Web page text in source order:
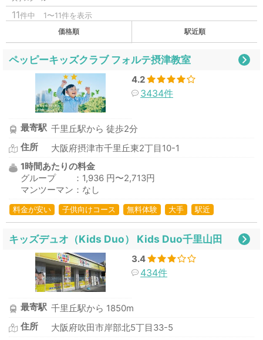
11件中 1〜11件を表示
価格順 駅近順
ペッピーキッズクラブ フォルテ摂津教室
4.2
3434件
最寄駅 千里丘駅から 徒歩2分
住所
大阪府摂津市千里丘東2丁目10-1
1時間あたりの料金
グループ ：1,936 円〜2,713円
マンツーマン：なし
料金が安い 子供向けコース 無料体験 大手 駅近
キッズデュオ（Kids Duo） Kids Duo千里山田
3.4
434件
最寄駅 千里丘駅から 1850m
住所
大阪府吹田市岸部北5丁目33-5